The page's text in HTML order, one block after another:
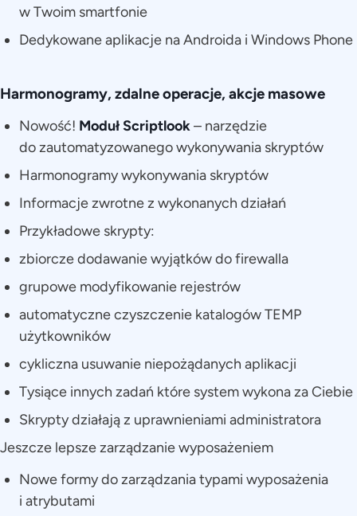
w Twoim smartfonie
Dedykowane aplikacje na Androida i Windows Phone
Harmonogramy, zdalne operacje, akcje masowe
Nowość! Moduł Scriptlook– narzędzie
do zautomatyzowanego wykonywania skryptów
Harmonogramy wykonywania skryptów
Informacje zwrotne z wykonanych działań
Przykładowe skrypty:
zbiorcze dodawanie wyjątków do firewalla
grupowe modyfikowanie rejestrów
automatyczne czyszczenie katalogów TEMP
użytkowników
cykliczna usuwanie niepożądanych aplikacji
Tysiące innych zadań które system wykona za Ciebie
Skrypty działają z uprawnieniami administratora
Jeszcze lepsze zarządzanie wyposażeniem
Nowe formy do zarządzania typami wyposażenia
i atrybutami